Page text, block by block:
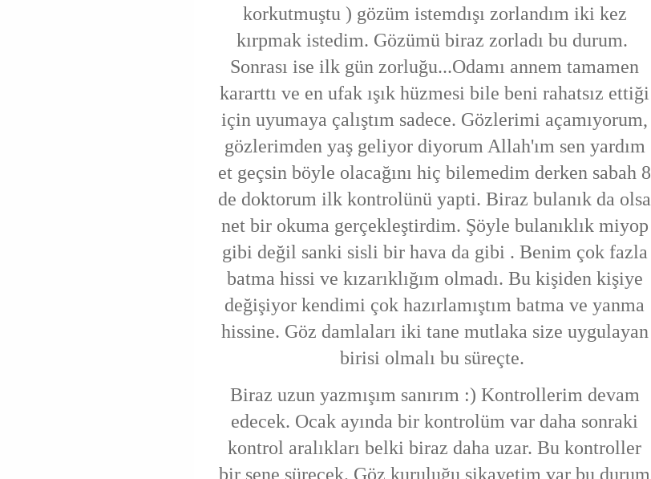
korkutmuştu ) gözüm istemdışı zorlandım iki kez
kırpmak istedim. Gözümü biraz zorladı bu durum.
Sonrası ise ilk gün zorluğu...Odamı annem tamamen
kararttı ve en ufak ışık hüzmesi bile beni rahatsız ettiği
için uyumaya çalıştım sadece. Gözlerimi açamıyorum,
gözlerimden yaş geliyor diyorum Allah'ım sen yardım
et geçsin böyle olacağını hiç bilemedim derken sabah 8
de doktorum ilk kontrolünü yapti. Biraz bulanık da olsa
net bir okuma gerçekleştirdim. Şöyle bulanıklık miyop
gibi değil sanki sisli bir hava da gibi . Benim çok fazla
batma hissi ve kızarıklığım olmadı. Bu kişiden kişiye
değişiyor kendimi çok hazırlamıştım batma ve yanma
hissine. Göz damlaları iki tane mutlaka size uygulayan
birisi olmalı bu süreçte.
Biraz uzun yazmışım sanırım :) Kontrollerim devam
edecek. Ocak ayında bir kontrolüm var daha sonraki
kontrol aralıkları belki biraz daha uzar. Bu kontroller
bir sene sürecek. Göz kuruluğu şikayetim var bu durum